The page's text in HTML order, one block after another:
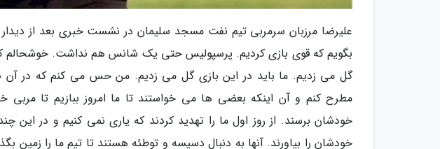
علیرضا مرزبان سرمربی تیم نفت مسجد سلیمان در نشست خبری بعد از
بگویم که قوی بازی کردیم. پرسپولیس حتی یک شانس هم نداشت. خوشحالم که
گل می زدیم. ما باید در این بازی گل می زدیم. من حس می کنم که در آن
مطرح کنم و آن اینکه بعضی ها می خواستند تا ما امروز ببازیم تا مربی
خودشان برسند. از روز اول ما را تهدید کردند که یاری نمی کنیم و در این
خودشان را بیاورند. آنها به دنبال دسیسه و توطئه هستند تا تیم ما را زمین